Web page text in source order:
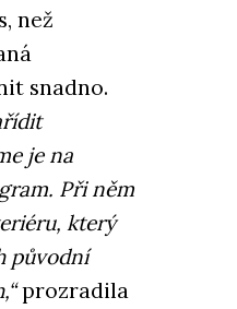
než
snadno.
je na
Při něm
který
původní
prozradila